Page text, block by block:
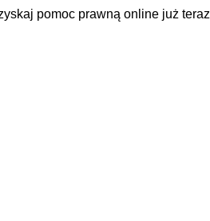
pomoc prawną online już teraz